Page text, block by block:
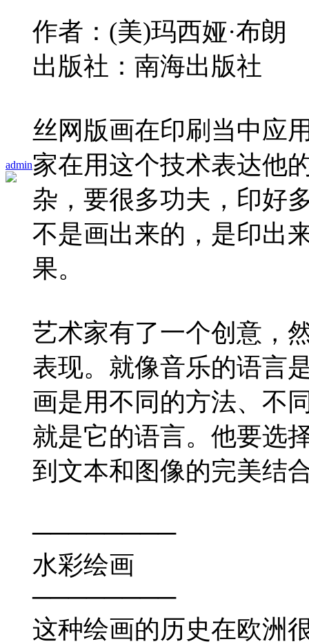
admin
作者：(美)玛西娅·布
出版社：南海出版社
丝网版画在印刷当中应
家在用这个技术表达他
杂，要很多功夫，印好
不是画出来的，是印出
果。
艺术家有了一个创意，
表现。就像音乐的语言
画是用不同的方法、不
就是它的语言。他要选
到文本和图像的完美结
────────
水彩绘画
────────
这种绘画的历史在欧洲